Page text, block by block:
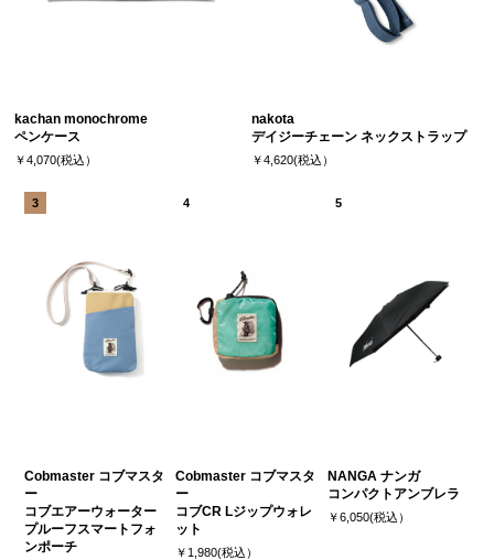
kachan monochrome
ペンケース
￥4,070(税込）
nakota
デイジーチェーン ネックストラップ
￥4,620(税込）
Cobmaster コブマスタ
ー
コブエアーウォーター
プルーフスマートフォ
ンポーチ
Cobmaster コブマスタ
ー
コブCR Lジップウォレ
ット
￥1,980(税込）
NANGA ナンガ
コンパクトアンブレラ
￥6,050(税込）